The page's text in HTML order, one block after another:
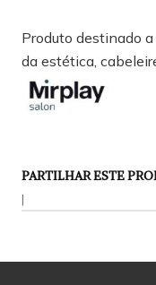
Produto destinado
da estética,
PARTILHAR ESTE
|